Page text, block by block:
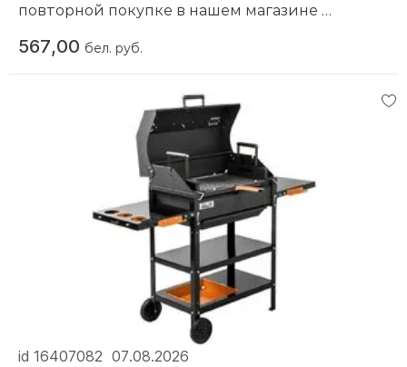
повторной покупке в нашем магазине
567,00 бел. руб.
id 16407082 07.08.2026